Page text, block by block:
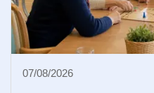
07/08/2026